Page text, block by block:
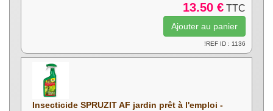
13.50 € TTC
!REF ID : 1136
Insecticide SPRUZIT AF jardin prêt à l'emploi -